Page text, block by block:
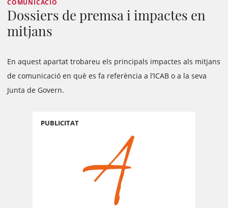
COMUNICACIÓ
Dossiers de premsa i impactes en
mitjans
En aquest apartat trobareu els principals impactes als mitjans
de comunicació en què es fa referència a l’ICAB o a la seva
Junta de Govern.
PUBLICITAT